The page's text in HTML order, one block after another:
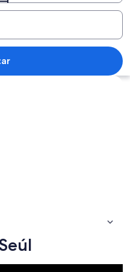
Un edificio moderno con fachada